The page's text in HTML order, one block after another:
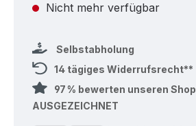
Nicht mehr verfügbar
Selbstabholung
14 tägiges Widerrufsrecht**
97 % bewerten unseren Shop
AUSGEZEICHNET